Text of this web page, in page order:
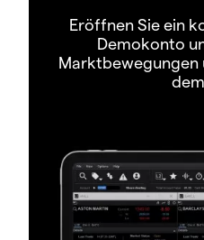
Eröffnen Sie ein
Demokonto
Marktbewegungen